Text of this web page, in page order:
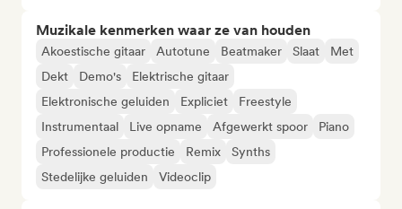
Muzikale kenmerken waar ze van houden
Akoestische gitaar Autotune Beatmaker Slaat
Met
Dekt
Demo's
Elektrische gitaar
Elektronische geluiden
Expliciet
Freestyle
Instrumentaal
Live opname Afgewerkt spoor
Piano
Professionele productie
Remix
Synths
Stedelijke geluiden
Videoclip